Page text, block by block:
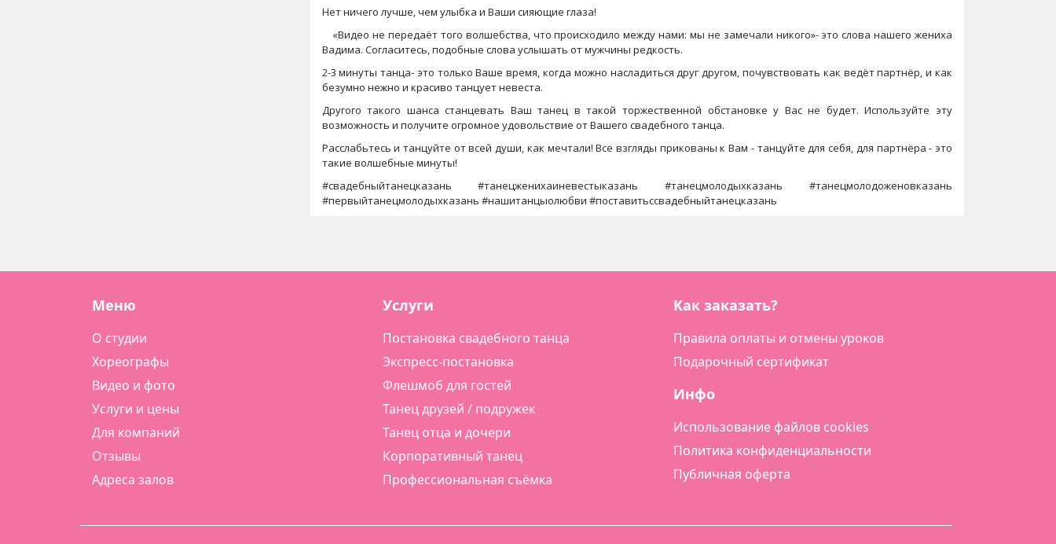
Нет ничего лучше, чем улыбка и Ваши сияющие глаза!
⠀ «Видео не передаёт того волшебства, что происходило между нами: мы не замечали никого»- это слова нашего жениха
Вадима. Согласитесь, подобные слова услышать от мужчины редкость.
2-3 минуты танца- это только Ваше время, когда можно насладиться друг другом, почувствовать как ведёт партнёр, и как
безумно нежно и красиво танцует невеста.
Другого такого шанса станцевать Ваш танец в такой торжественной обстановке у Вас не будет. Используйте эту
возможность и получите огромное удовольствие от Вашего свадебного танца.
Расслабьтесь и танцуйте от всей души, как мечтали! Все взгляды прикованы к Вам - танцуйте для себя, для партнёра - это
такие волшебные минуты!
#свадебныйтанецказань #танецженихаиневестыказань #танецмолодыхказань #танецмолодоженовказань
#первыйтанецмолодыхказань #нашитанцыолюбви #поставитьссвадебныйтанецказань
Меню
О студии
Хореографы
Видео и фото
Услуги и цены
Для компаний
Отзывы
Адреса залов
Услуги
Постановка свадебного танца
Экспресс-постановка
Флешмоб для гостей
Танец друзей / подружек
Танец отца и дочери
Корпоративный танец
Профессиональная съёмка
Как заказать?
Правила оплаты и отмены уроков
Подарочный сертификат
Инфо
Использование файлов cookies
Политика конфиденциальности
Публичная оферта